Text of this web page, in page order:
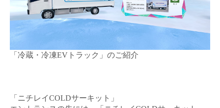
「冷蔵・冷凍EV トラック」のご紹介
「ニチレイCOLDサーキット」